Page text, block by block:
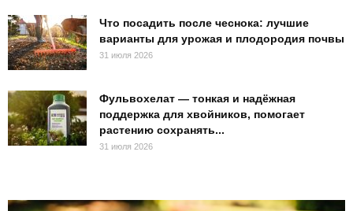
Что посадить после чеснока: лучшие
варианты для урожая и плодородия почвы
31 июля 2026
Фульвохелат — тонкая и надёжная
поддержка для хвойников, помогает
растению сохранять...
31 июля 2026